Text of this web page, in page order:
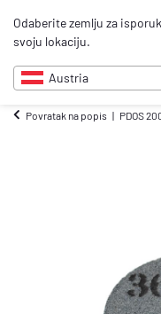
Odaberite zemlju za
svoju lokaciju.
Austria
Povratak na popis PDOS